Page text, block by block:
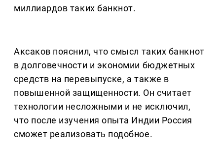
миллиардов таких банкнот.
Аксаков пояснил, что смысл таких банкнот
в долговечности и экономии бюджетных
средств на перевыпуске, а также в
повышенной защищенности. Он считает
технологии несложными и не исключил,
что после изучения опыта Индии Россия
сможет реализовать подобное.